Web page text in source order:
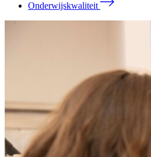
Onderwijskwaliteit